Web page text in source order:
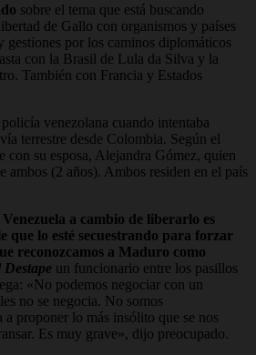
sobre el tema que está buscando
de Gallo con organismos y países
gestiones por los caminos diplomáticos
con la Brasil de Lula da Silva y la
También con Francia y Estados
venezolana cuando intentaba
terrestre desde Colombia. Según el
con su esposa, Alejandra Gómez, quien
ambos (2 años). Ambos residen en el país
a cambio de liberarlo es
que lo esté secuestrando para forzar
reconozcamos a Maduro como
Destape un funcionario entre los pasillos
«No podemos negociar con un
no se negocia. No somos
a proponer lo más insólito que se nos
Es muy grave», dijo preocupado.